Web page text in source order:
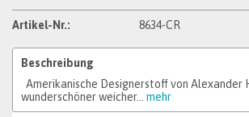
Artikel-Nr.: 8634-CR
Beschreibung
Amerikanische Designerstoff von Alexander
wunderschöner weicher...
mehr